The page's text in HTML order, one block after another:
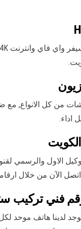
اداء.
الآن من خلال
فني تركيب